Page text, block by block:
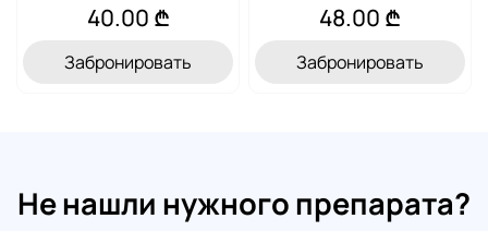
40.00 ₾
Забронировать
48.00 ₾
Забронировать
Не нашли нужного препарата?